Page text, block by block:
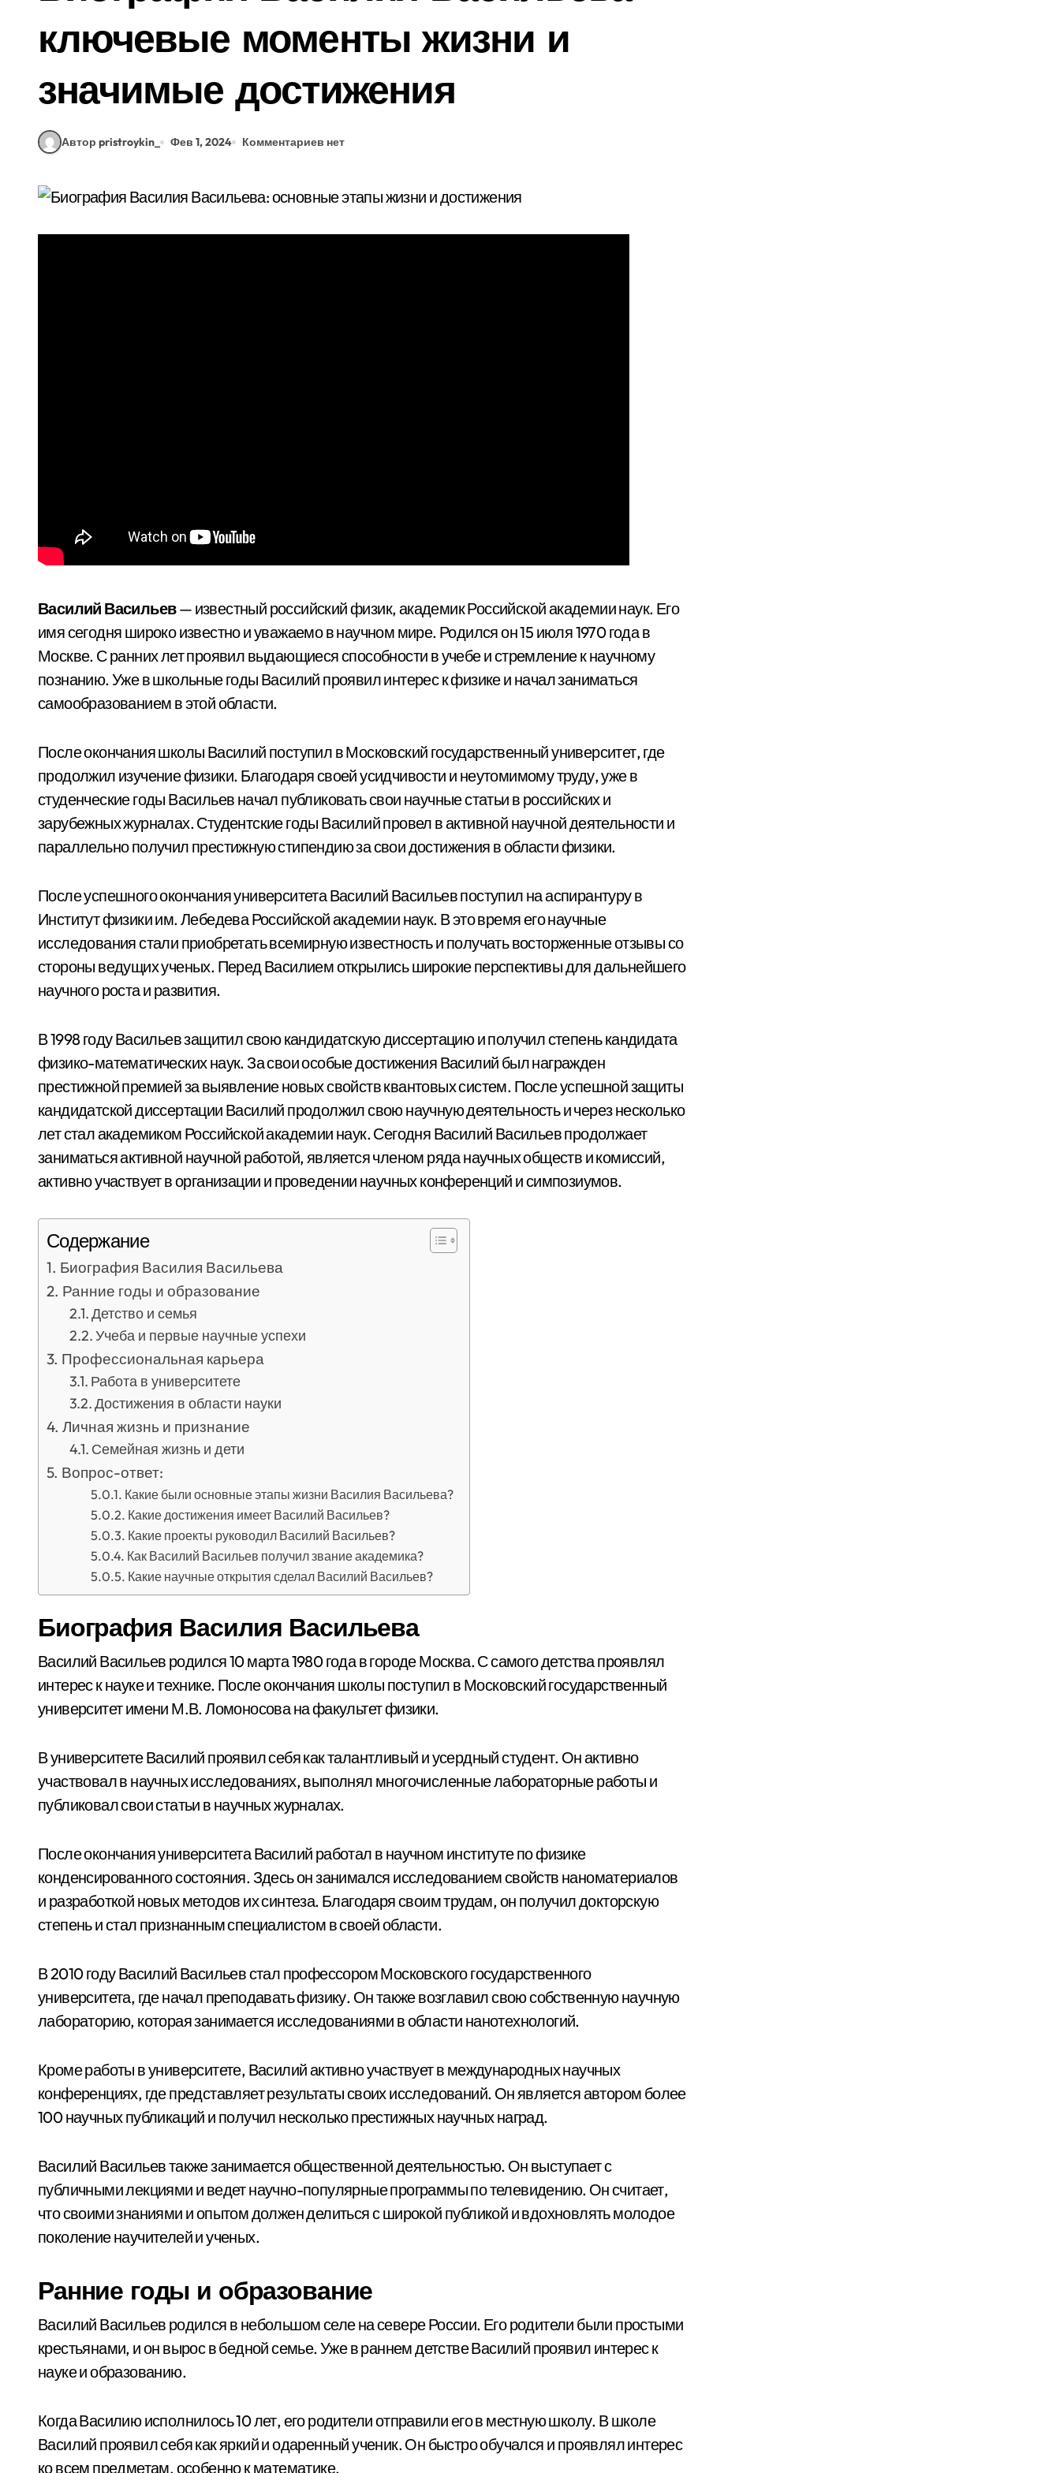
ключевые моменты жизни и
значимые достижения
Автор pristroykin_ Фев 1, 2024 Комментариев нет
Василий Васильев— известный российский физик, академик Российской академии наук. Его
имя сегодня широко известно и уважаемо в научном мире. Родился он 15 июля 1970 года в
Москве. С ранних лет проявил выдающиеся способности в учебе и стремление к научному
познанию. Уже в школьные годы Василий проявил интерес к физике и начал заниматься
самообразованием в этой области.
После окончания школы Василий поступил в Московский государственный университет, где
продолжил изучение физики. Благодаря своей усидчивости и неутомимому труду, уже в
студенческие годы Васильев начал публиковать свои научные статьи в российских и
зарубежных журналах. Студентские годы Василий провел в активной научной деятельности и
параллельно получил престижную стипендию за свои достижения в области физики.
После успешного окончания университета Василий Васильев поступил на аспирантуру в
Институт физики им. Лебедева Российской академии наук. В это время его научные
исследования стали приобретать всемирную известность и получать восторженные отзывы со
стороны ведущих ученых. Перед Василием открылись широкие перспективы для дальнейшего
научного роста и развития.
В 1998 году Васильев защитил свою кандидатскую диссертацию и получил степень кандидата
физико-математических наук. За свои особые достижения Василий был награжден
престижной премией за выявление новых свойств квантовых систем. После успешной защиты
кандидатской диссертации Василий продолжил свою научную деятельность и через несколько
лет стал академиком Российской академии наук. Сегодня Василий Васильев продолжает
заниматься активной научной работой, является членом ряда научных обществ и комиссий,
активно участвует в организации и проведении научных конференций и симпозиумов.
Содержание
Биография Василия Васильева
Ранние годы и образование
Детство и семья
Учеба и первые научные успехи
Профессиональная карьера
Работа в университете
Достижения в области науки
Личная жизнь и признание
Семейная жизнь и дети
Вопрос-ответ:
Какие были основные этапы жизни Василия Васильева?
Какие достижения имеет Василий Васильев?
Какие проекты руководил Василий Васильев?
Как Василий Васильев получил звание академика?
Какие научные открытия сделал Василий Васильев?
Биография Василия Васильева
Василий Васильев родился 10 марта 1980 года в городе Москва. С самого детства проявлял
интерес к науке и технике. После окончания школы поступил в Московский государственный
университет имени М.В. Ломоносова на факультет физики.
В университете Василий проявил себя как талантливый и усердный студент. Он активно
участвовал в научных исследованиях, выполнял многочисленные лабораторные работы и
публиковал свои статьи в научных журналах.
После окончания университета Василий работал в научном институте по физике
конденсированного состояния. Здесь он занимался исследованием свойств наноматериалов
и разработкой новых методов их синтеза. Благодаря своим трудам, он получил докторскую
степень и стал признанным специалистом в своей области.
В 2010 году Василий Васильев стал профессором Московского государственного
университета, где начал преподавать физику. Он также возглавил свою собственную научную
лабораторию, которая занимается исследованиями в области нанотехнологий.
Кроме работы в университете, Василий активно участвует в международных научных
конференциях, где представляет результаты своих исследований. Он является автором более
100 научных публикаций и получил несколько престижных научных наград.
Василий Васильев также занимается общественной деятельностью. Он выступает с
публичными лекциями и ведет научно-популярные программы по телевидению. Он считает,
что своими знаниями и опытом должен делиться с широкой публикой и вдохновлять молодое
поколение научителей и ученых.
Ранние годы и образование
Василий Васильев родился в небольшом селе на севере России. Его родители были простыми
крестьянами, и он вырос в бедной семье. Уже в раннем детстве Василий проявил интерес к
науке и образованию.
Когда Василию исполнилось 10 лет, его родители отправили его в местную школу. В школе
Василий проявил себя как яркий и одаренный ученик. Он быстро обучался и проявлял интерес
ко всем предметам, особенно к математике.